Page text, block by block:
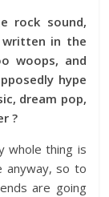
rock sound,
written in the
woops, and
hype
dream pop,
?
whole thing is
anyway, so to
are going